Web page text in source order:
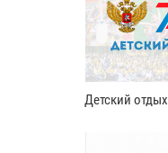
Детский отдых